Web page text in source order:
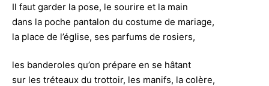
Il faut garder la pose, le sourire et la main
dans la poche pantalon du costume de mariage,
la place de l’église, ses parfums de rosiers,
les banderoles qu’on prépare en se hâtant
sur les tréteaux du trottoir, les manifs, la colère,